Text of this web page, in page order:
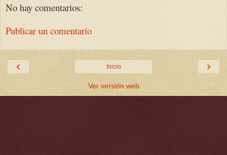
No hay comentarios:
Publicar un comentario
‹ ›
Inicio
Ver versión web